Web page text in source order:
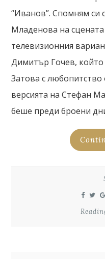
“Иванов”. Спомням си
Младенова на
телевизионния
Димитър Гочев,
Затова с любопитство
версията на Стефан
беше преди броени